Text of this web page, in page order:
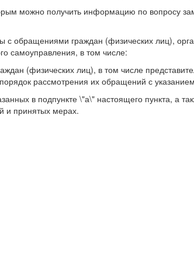
можно получить информацию по вопросу
обращениями граждан (физических лиц),
самоуправления, в том числе:
(физических лиц), в том числе
рассмотрения их обращений с
в подпункте \"а\" настоящего пункта, а
и принятых мерах.